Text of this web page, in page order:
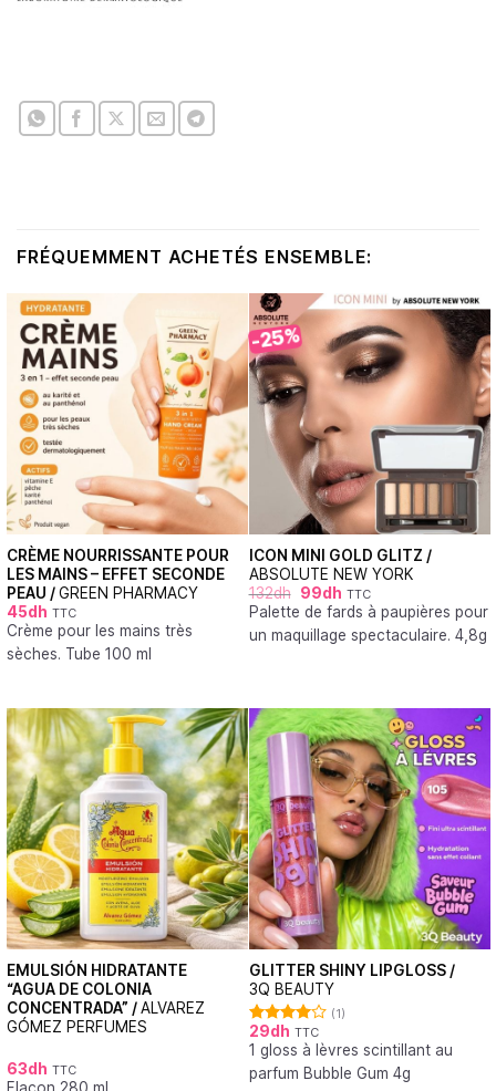
FRÉQUEMMENT ACHETÉS ENSEMBLE:
CRÈME NOURRISSANTE POUR
LES MAINS – EFFET SECONDE
PEAU /GREEN PHARMACY
45dh TTC
Crème pour les mains très
sèches. Tube 100 ml
-25%
ICON MINI GOLD GLITZ /
ABSOLUTE NEW YORK
132dh 99dh TTC
Palette de fards à paupières pour
un maquillage spectaculaire. 4,8g
EMULSIÓN HIDRATANTE
“AGUA DE COLONIA
CONCENTRADA” /ALVAREZ
GÓMEZ PERFUMES
63dh TTC
GLITTER SHINY LIPGLOSS /
3Q BEAUTY
Note
4.00sur
(1)
29dh TTC
1 gloss à lèvres scintillant au
parfum Bubble Gum 4g